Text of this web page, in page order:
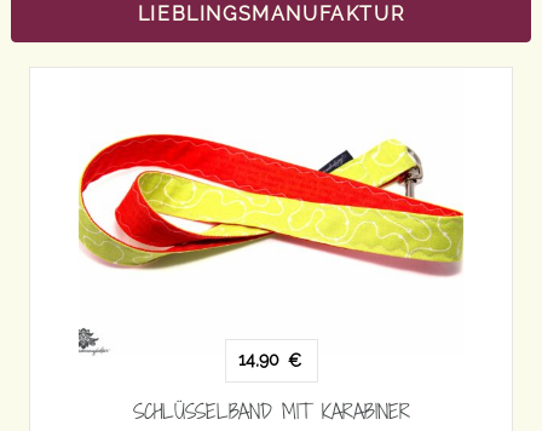
LIEBLINGSMANUFAKTUR
14,90 €
SCHLÜSSELBAND MIT KARABINER